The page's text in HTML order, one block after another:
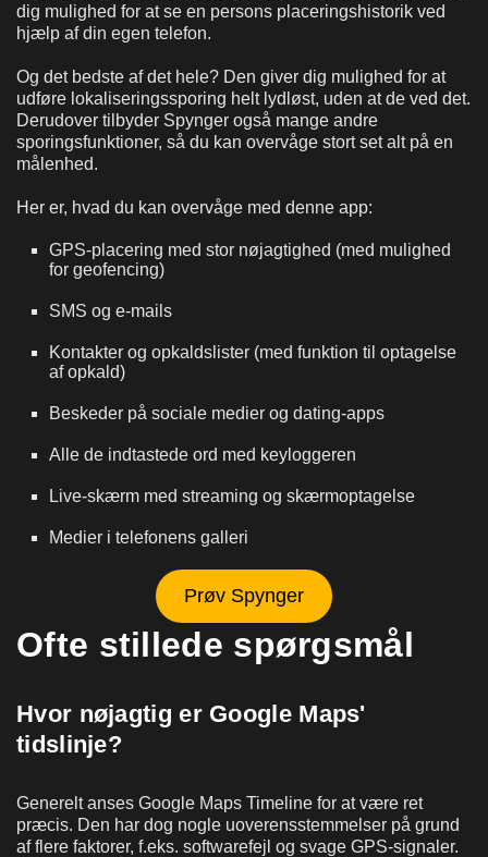
dig mulighed for at se en persons placeringshistorik ved
hjælp af din egen telefon.
Og det bedste af det hele? Den giver dig mulighed for at
udføre lokaliseringssporing helt lydløst, uden at de ved det.
Derudover tilbyder Spynger også mange andre
sporingsfunktioner, så du kan overvåge stort set alt på en
målenhed.
Her er, hvad du kan overvåge med denne app:
GPS-placering med stor nøjagtighed (med mulighed
for geofencing)
SMS og e-mails
Kontakter og opkaldslister (med funktion til optagelse
af opkald)
Beskeder på sociale medier og dating-apps
Alle de indtastede ord med keyloggeren
Live-skærm med streaming og skærmoptagelse
Medier i telefonens galleri
Prøv Spynger
Ofte stillede spørgsmål
Hvor nøjagtig er Google Maps'
tidslinje?
Generelt anses Google Maps Timeline for at være ret
præcis. Den har dog nogle uoverensstemmelser på grund
af flere faktorer, f.eks. softwarefejl og svage GPS-signaler.